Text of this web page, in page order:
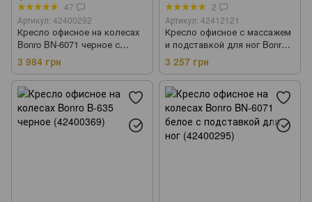
47
Артикул: 42400292
Кресло офисное на колесах
Bonro BN-6071 черное с
подставкой для ног
(42400292)
3 984 грн
2
Артикул: 42412121
Кресло офисное с массажем
и подставкой для ног Bonro
B-6071 белое (42412121)
3 257 грн